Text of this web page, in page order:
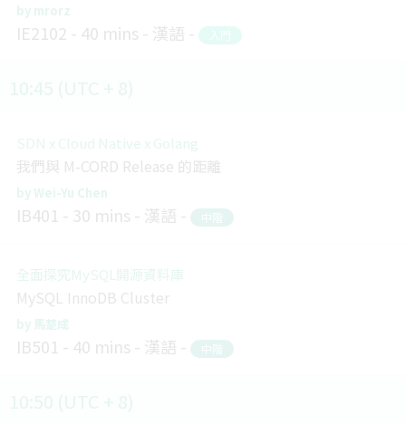
mrorz
IE2102 40 mins 漢語 入門
SDN x Cloud Native x Golang
我們與 M-CORD Release 的距離
Wei-Yu Chen
IB401 30 mins 漢語 中階
全面探究MySQL開源資料庫
MySQL InnoDB Cluster
馬楚成
IB501 40 mins 漢語 中階